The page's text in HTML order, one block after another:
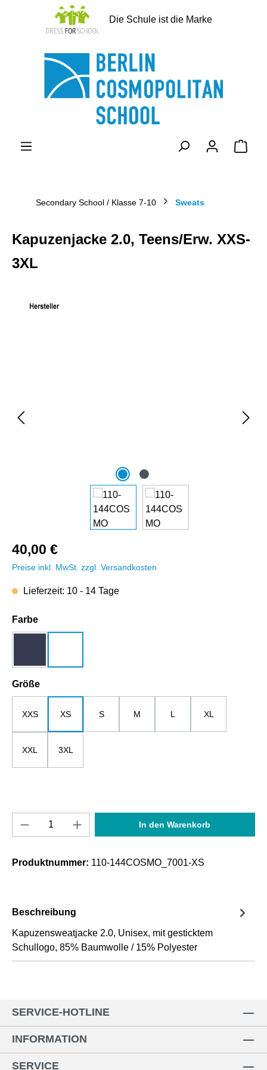
springen
Die Schule ist die Marke
Secondary School / Klasse 7-10 Sweats
Kapuzenjacke 2.0, Teens/Erw. XXS-
3XL
40,00 €
Preise inkl. MwSt. zzgl. Versandkosten
Lieferzeit: 10 - 14 Tage
Farbeauswählen
Größeauswählen
XXS XS S M L XL
XXL 3XL
Produkt Anzahl: Gib den gewünschten
In den Warenkorb
Produktnummer: 110-144COSMO_7001-XS
Beschreibung
Kapuzensweatjacke 2.0, Unisex, mit gesticktem
Schullogo, 85% Baumwolle / 15% Polyester
SERVICE-HOTLINE
INFORMATION
SERVICE